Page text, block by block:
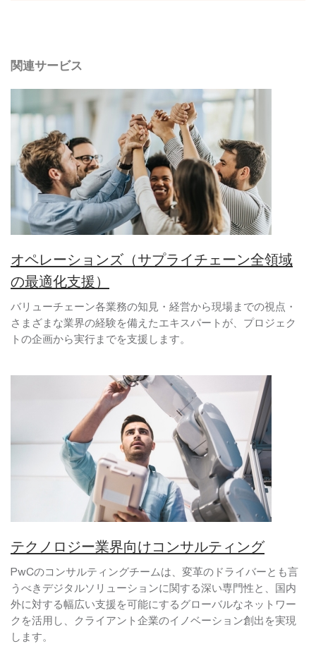
関連サービス
オペレーションズ（サプライチェーン全領域
の最適化支援）
バリューチェーン各業務の知見・経営から現場までの視点・
さまざまな業界の経験を備えたエキスパートが、プロジェク
トの企画から実行までを支援します。
テクノロジー業界向けコンサルティング
PwCのコンサルティングチームは、変革のドライバーとも言
うべきデジタルソリューションに関する深い専門性と、国内
外に対する幅広い支援を可能にするグローバルなネットワー
クを活用し、クライアント企業のイノベーション創出を実現
します。